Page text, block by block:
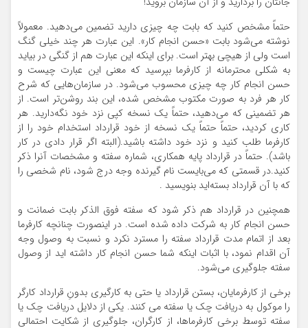
حتماً مشخص کنید که بابت چه چیزی دارید تضمین می‌دهید. معمولاً
نوشته می‌شود بابت «حسن انجام کار». این عبارت هر چند خیلی گنگ
است ولی از هیچی بهتر است. برای اینکه این عبارت هم از گنگی در بیاید
به شکلی محترمانه از کارفرما بپرسید که معنی این عبارت چیست و
حسن انجام کار چه چیزی محسوب می‌شود. در سازمان‌هایی که شرح
کار هر فرد به صورت مکتوب مشخص شده، این بند روشن‌تر است. از
هر تضمینی که می‌دهید، حتماً یک نسخه کپی نزد خود نگه‌دارید. هر
کاری کردید، حتماً حتماً یک نسخه از خود قرارداد استخدام خود را از
کارفرما طلب کنید و نزد خود داشته باشید.(البته اگر قرار دادی در کار
باشد). حتماً در قرارداد پایه همکاری، شماره سفته و مشخصات آنرا ذکر
کنید.در قسمتی که می‌بایست نام گیرنده وجه درج شود، نام شخصی را
که با آن قرارداد بسته‌اید بنویسید .
همچنین در قرارداد هم ذکر شود که سفته فوق الذکر بابت ضمانت و
حسن انجام کار به شرکت داده شده است. در اینصورت چنانچه کارفرما
بعد از اتمام مدت قرارداد سفته را مسترد نکرد و نسبت به وصول وجه
آن اقدام نمود، با اثبات اینکه شما حسن انجام کار داشته اید از وصول
سفته جلوگیری می‌شود.
برخی از کارفرمایان، بستن قرارداد یا حتی به کارگیری بدونِ قرارداد کارگر
را موکول به دریافت چک یا سفته می کنند. یکی از دلایل دریافت چک یا
سفته توسط برخی کارفرماها، از کارگران، جلوگیری از شکایت احتمالی